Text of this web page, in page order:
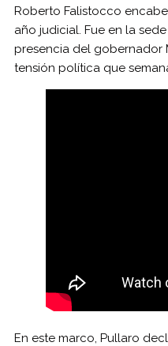
Roberto Falistocco
año judicial. Fue en la
presencia del gobernador
tensión política que
En este marco, Pullaro